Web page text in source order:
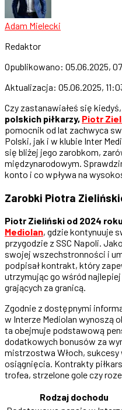
Adam Mielecki
Redaktor
Opublikowano: 05.06.2025,
Aktualizacja: 05.06.2025,
Czy zastanawiałeś się kiedyś,
polskich piłkarzy, Piotr
pomocnik od lat zachwyca
Polski, jak i w klubie Inter
się bliżej jego zarobkom,
międzynarodowym.
konto i co wpływa na
Zarobki Piotra
Piotr Zieliński od 2024
Mediolan, gdzie kontynuuje
przygodzie z SSC Napoli.
swojej wszechstronności i
podpisał kontrakt, który
utrzymując go wśród
grających za granicą.
Zgodnie z dostępnymi
w Interze Mediolan wynoszą
ta obejmuje podstawową
dodatkowych bonusów za
mistrzostwa Włoch,
osiągnięcia. Kontrakty
trofea, strzelone gole czy
Rodzaj dochodu